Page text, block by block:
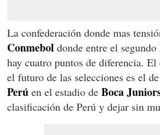
La confederación donde mas
Conmebol donde entre el
hay cuatro puntos de diferencia.
el futuro de las selecciones es el de
Perú en el estadio de Boca
clasificación de Perú y dejar sin